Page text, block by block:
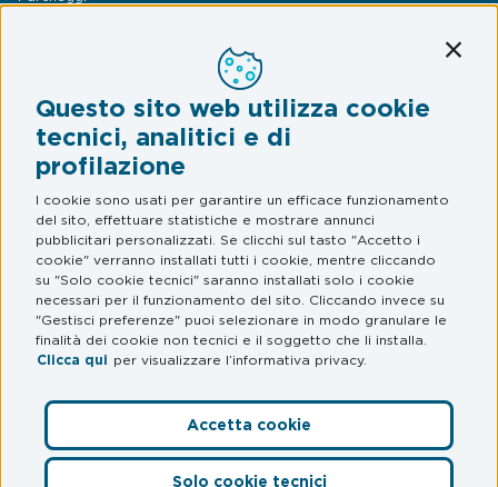
Questo sito web utilizza cookie
tecnici, analitici e di
profilazione
I cookie sono usati per garantire un efficace funzionamento
del sito, effettuare statistiche e mostrare annunci
pubblicitari personalizzati. Se clicchi sul tasto "Accetto i
cookie" verranno installati tutti i cookie, mentre cliccando
su "Solo cookie tecnici" saranno installati solo i cookie
necessari per il funzionamento del sito. Cliccando invece su
"Gestisci preferenze" puoi selezionare in modo granulare le
finalità dei cookie non tecnici e il soggetto che li installa.
Clicca qui per visualizzare l’informativa privacy.
Accetta cookie
Solo cookie tecnici
Legal & Privacy
Termini e condizioni
Informativa privacy
Web Privacy e Cookie Policy
FAQ
Domande frequenti